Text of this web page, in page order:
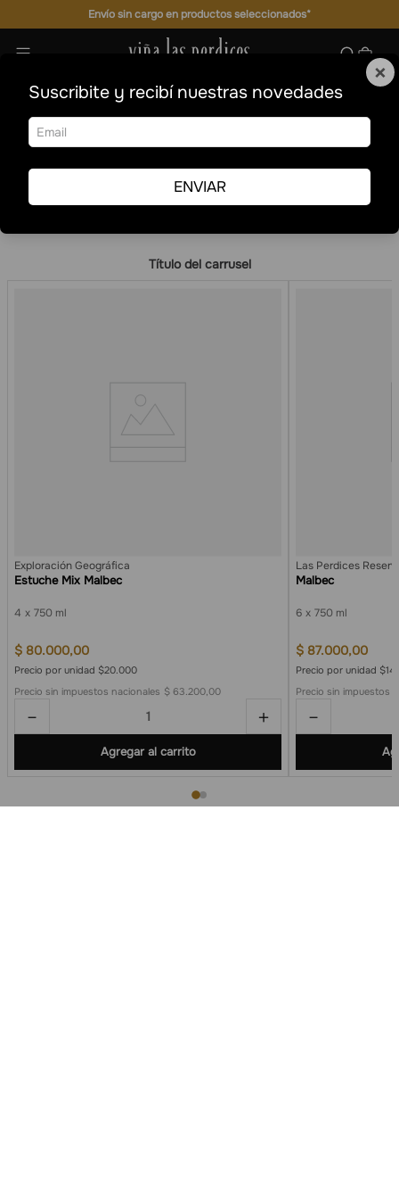
Envío sin cargo en productos seleccionados*
Ops! No encontramos resultados para
partridge-red-blend.php
Intente realizar otra búsqueda, o navegar nuestras categorías.
Título del carrusel
Exploración Geográfica
Estuche Mix Malbec
4 750 ml
$ 80.000,00
Precio por unidad $20.000
Precio sin impuestos nacionales $ 63.200,00
＋
－
Agregar al carrito
Las Perdices
Malbec
6 750 ml
$ 87.000,00
Precio por unidad
Precio sin impuestos
－
×
Suscribite y recibí nuestras novedades
ENVIAR